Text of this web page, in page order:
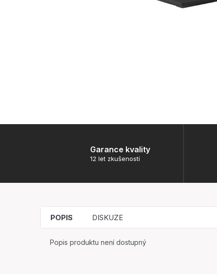
Garance kvality
12 let zkušeností
POPIS DISKUZE
Popis produktu není dostupný